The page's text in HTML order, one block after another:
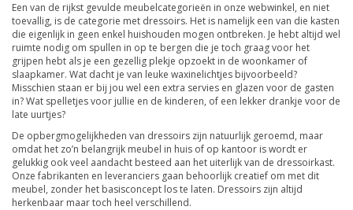
Een van de rijkst gevulde meubelcategorieën in onze webwinkel, en niet
toevallig, is de categorie met dressoirs. Het is namelijk een van die kasten
die eigenlijk in geen enkel huishouden mogen ontbreken. Je hebt altijd wel
ruimte nodig om spullen in op te bergen die je toch graag voor het
grijpen hebt als je een gezellig plekje opzoekt in de woonkamer of
slaapkamer. Wat dacht je van leuke waxinelichtjes bijvoorbeeld?
Misschien staan er bij jou wel een extra servies en glazen voor de gasten
in? Wat spelletjes voor jullie en de kinderen, of een lekker drankje voor de
late uurtjes?
De opbergmogelijkheden van dressoirs zijn natuurlijk geroemd, maar
omdat het zo’n belangrijk meubel in huis of op kantoor is wordt er
gelukkig ook veel aandacht besteed aan het uiterlijk van de dressoirkast.
Onze fabrikanten en leveranciers gaan behoorlijk creatief om met dit
meubel, zonder het basisconcept los te laten. Dressoirs zijn altijd
herkenbaar maar toch heel verschillend.